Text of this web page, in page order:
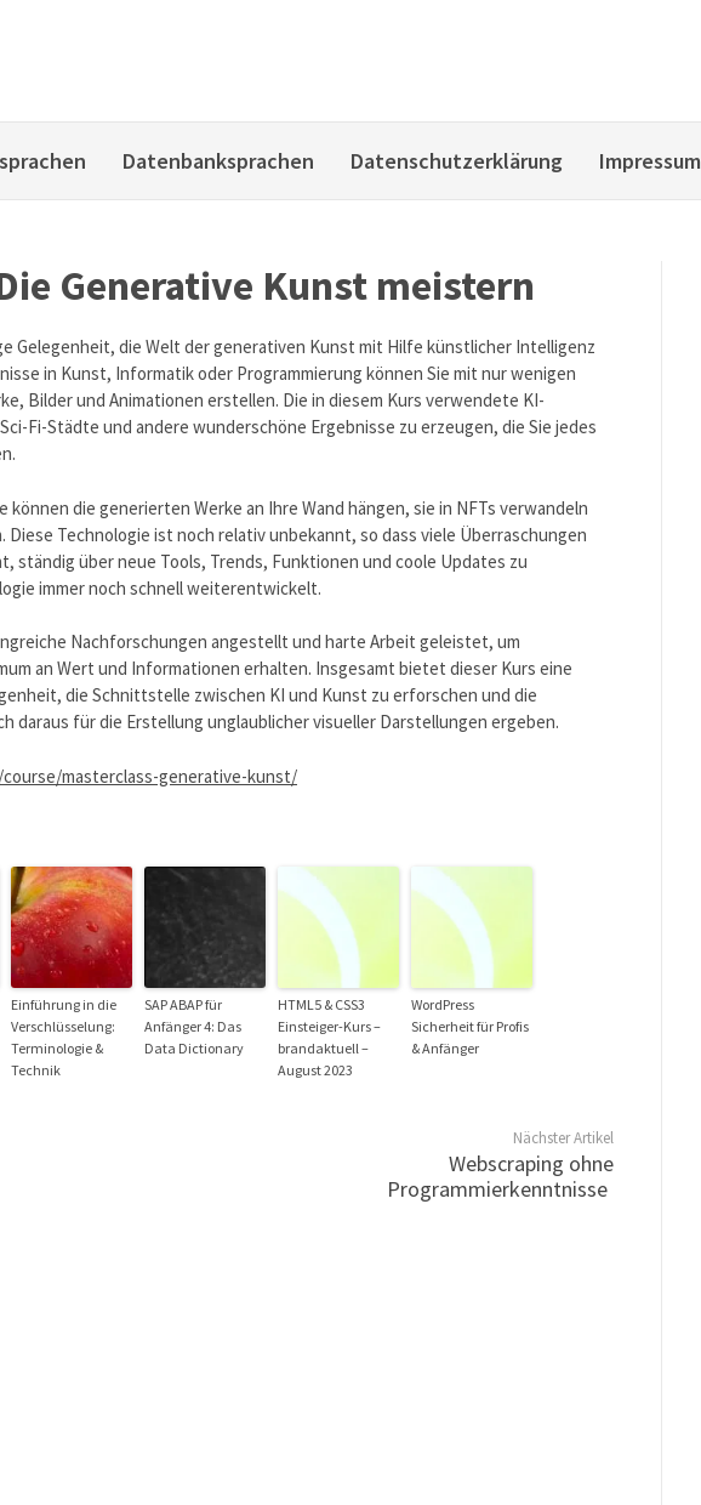
Datenbanksprachen Datenschutzerklärung Impressum
Generative Kunst meistern
Gelegenheit, die Welt der generativen Kunst mit Hilfe künstlicher Intelligenz
in Kunst, Informatik oder Programmierung können Sie mit nur wenigen
Bilder und Animationen erstellen. Die in diesem Kurs verwendete KI-
Fi-Städte und andere wunderschöne Ergebnisse zu erzeugen, die Sie jedes
können die generierten Werke an Ihre Wand hängen, sie in NFTs verwandeln
Diese Technologie ist noch relativ unbekannt, so dass viele Überraschungen
ständig über neue Tools, Trends, Funktionen und coole Updates zu
immer noch schnell weiterentwickelt.
Nachforschungen angestellt und harte Arbeit geleistet, um
an Wert und Informationen erhalten. Insgesamt bietet dieser Kurs eine
die Schnittstelle zwischen KI und Kunst zu erforschen und die
daraus für die Erstellung unglaublicher visueller Darstellungen ergeben.
masterclass-generative-kunst/
Einführung in die
Verschlüsselung:
Terminologie &
Technik
SAP ABAP für
Anfänger 4: Das
Data Dictionary
HTML5 & CSS3
Einsteiger-Kurs –
brandaktuell –
August 2023
WordPress
Sicherheit für Profis
& Anfänger
Nächster Artikel
Webscraping ohne
Programmierkenntnisse